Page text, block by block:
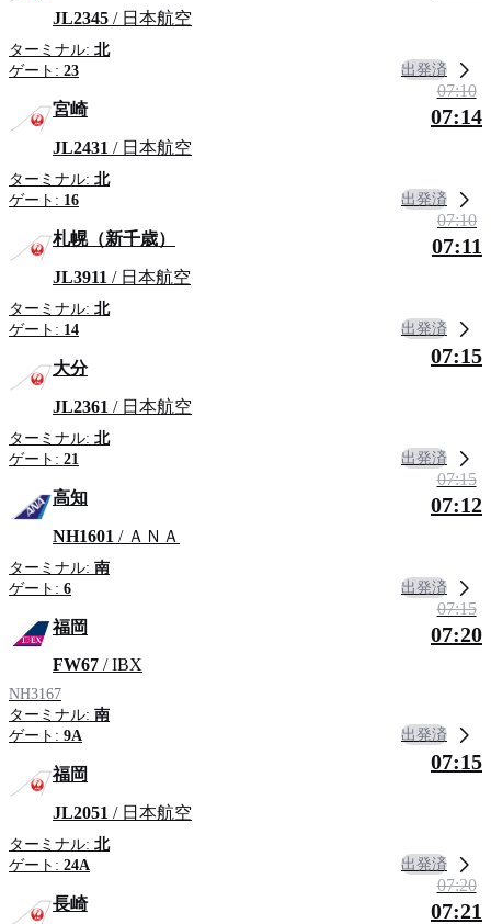
JL2345 / 日本航空
ターミナル: 北
ゲート: 23 出発済
宮崎
JL2431 / 日本航空
ターミナル: 北
ゲート: 16
07:10
07:14
出発済
札幌（新千歳）
JL3911 / 日本航空
ターミナル: 北
ゲート: 14
07:10
07:11
出発済
大分
JL2361 / 日本航空
ターミナル: 北
ゲート: 21
07:15
出発済
高知
NH1601 / ＡＮＡ
ターミナル: 南
ゲート: 6
07:15
07:12
出発済
福岡
FW67 / IBX
NH3167
ターミナル: 南
ゲート: 9A
07:15
07:20
出発済
福岡
JL2051 / 日本航空
ターミナル: 北
ゲート: 24A
07:15
出発済
長崎
07:20
07:21